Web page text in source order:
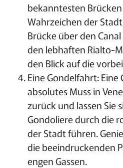
bekanntesten
Wahrzeichen der
Brücke über den
den lebhaften Rialto-
den Blick auf die
Eine Gondelfahrt:
absolutes Muss in
zurück und lassen Sie
Gondoliere durch die
der Stadt führen.
die beeindruckenden
engen Gassen.